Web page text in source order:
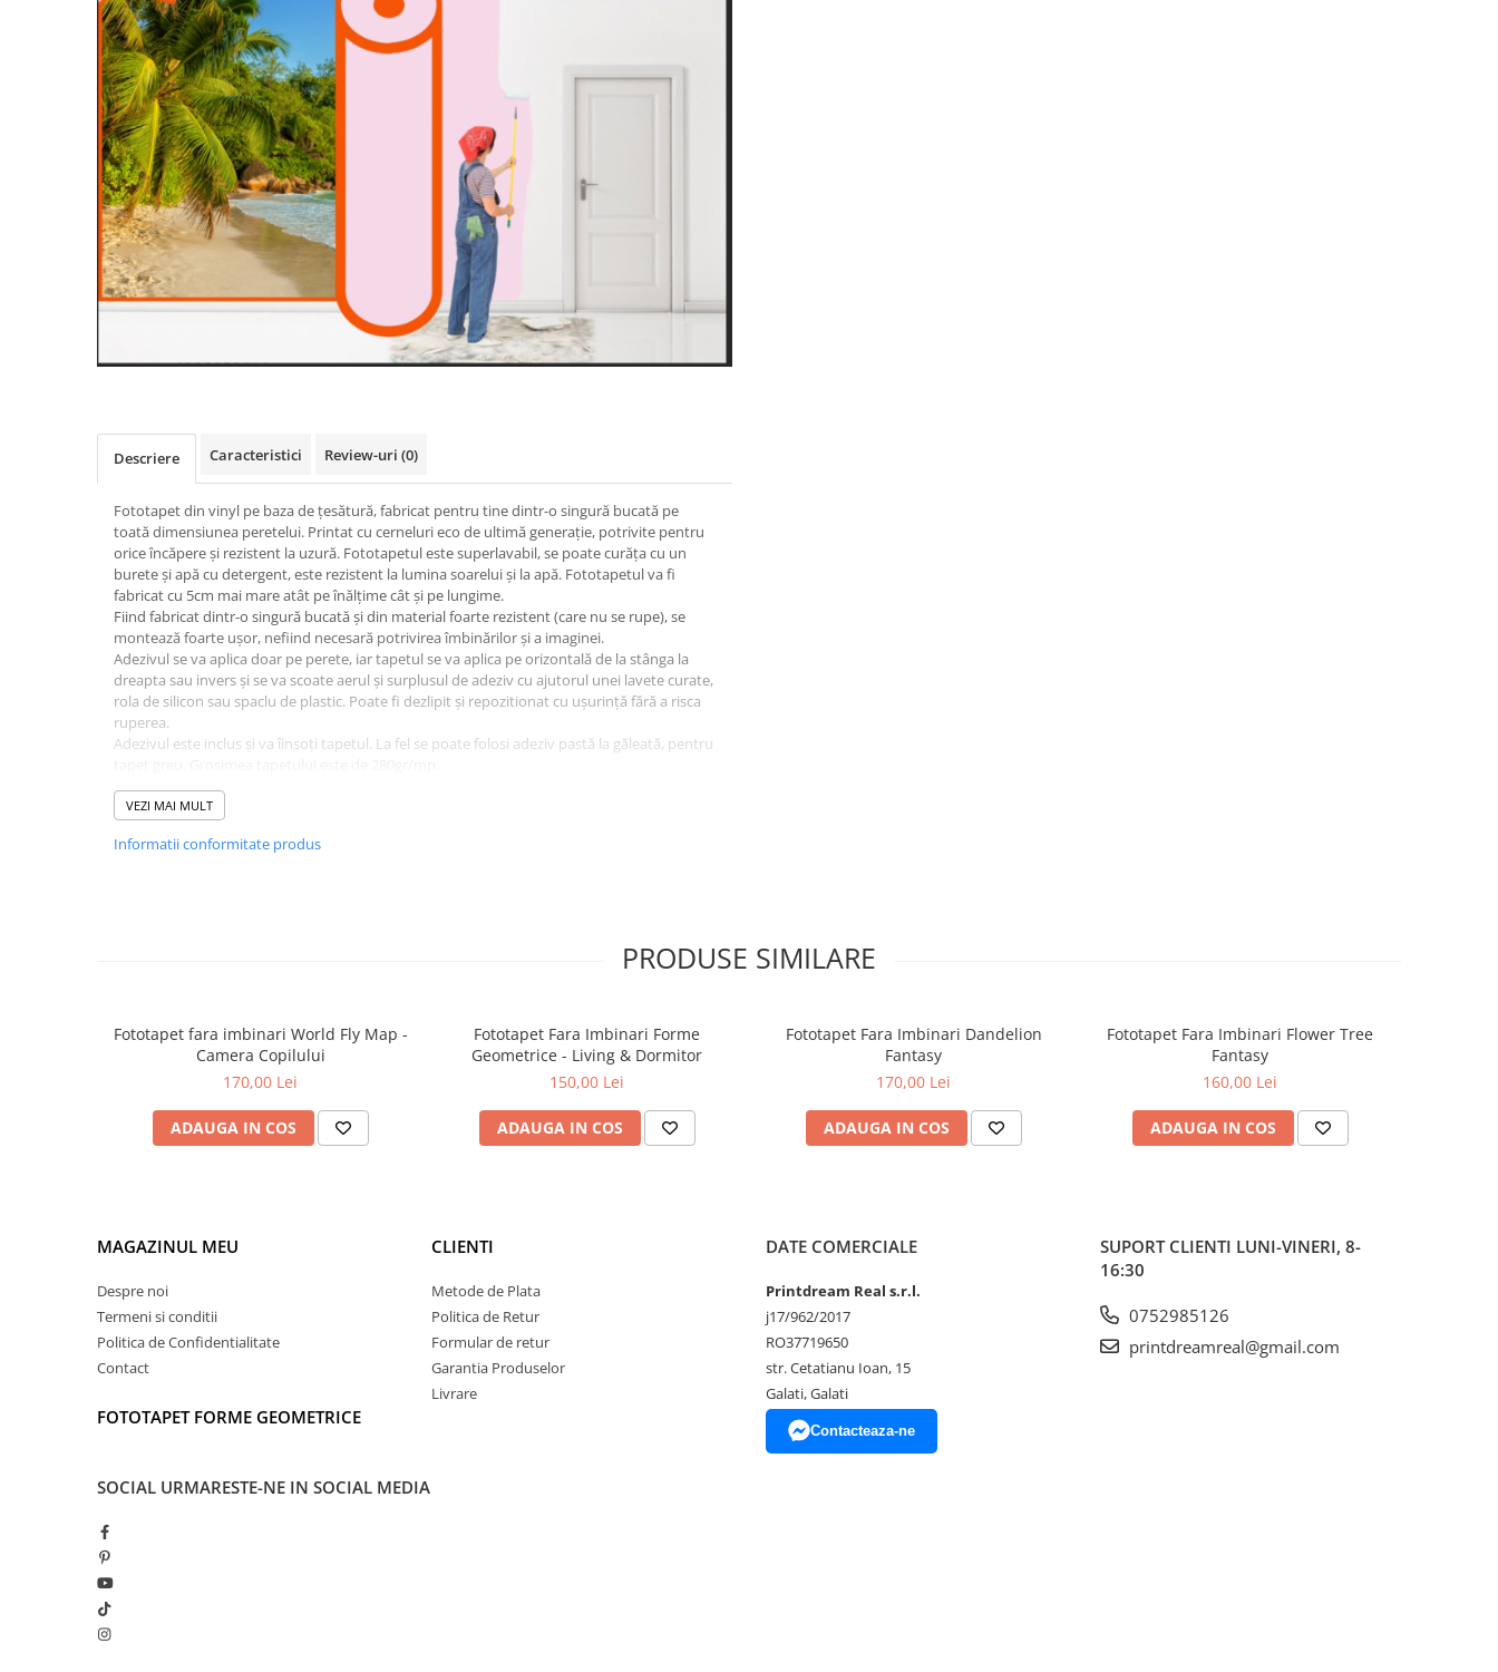
Descriere Caracteristici Review-uri (0)
Fototapet din vinyl pe baza de țesătură, fabricat pentru tine dintr-o singură bucată pe
toată dimensiunea peretelui. Printat cu cerneluri eco de ultimă generație, potrivite pentru
orice încăpere și rezistent la uzură. Fototapetul este superlavabil, se poate curăța cu un
burete și apă cu detergent, este rezistent la lumina soarelui și la apă. Fototapetul va fi
fabricat cu 5cm mai mare atât pe înălțime cât și pe lungime.
Fiind fabricat dintr-o singură bucată și din material foarte rezistent (care nu se rupe), se
montează foarte ușor, nefiind necesară potrivirea îmbinărilor și a imaginei.
Adezivul se va aplica doar pe perete, iar tapetul se va aplica pe orizontală de la stânga la
dreapta sau invers și se va scoate aerul și surplusul de adeziv cu ajutorul unei lavete curate,
rola de silicon sau spaclu de plastic. Poate fi dezlipit și repozitionat cu ușurință fără a risca
ruperea.
Adezivul este inclus și va îinsoți tapetul. La fel se poate folosi adeziv pastă la găleată, pentru
Fototapetul va fi expediat intr-un tub de carton care ii va asigura protectia la livrare.
VEZI MAI MULT
Informatii conformitate produs
PRODUSE SIMILARE
Fototapet fara imbinari World Fly Map -
Camera Copilului
170,00 Lei
ADAUGA IN COS
Fototapet Fara Imbinari Forme
Geometrice - Living & Dormitor
150,00 Lei
ADAUGA IN COS
Fototapet Fara Imbinari Dandelion
Fantasy
170,00 Lei
ADAUGA IN COS
Fototapet Fara Imbinari Flower Tree
Fantasy
160,00 Lei
ADAUGA IN COS
MAGAZINUL MEU
Despre noi
Termeni si conditii
Politica de Confidentialitate
Contact
FOTOTAPET FORME GEOMETRICE
CLIENTI
Metode de Plata
Politica de Retur
Formular de retur
Garantia Produselor
Livrare
DATE COMERCIALE
Printdream Real s.r.l.
j17/962/2017
RO37719650
str. Cetatianu Ioan, 15
Galati, Galati
Contacteaza-ne
SUPORT CLIENTI LUNI-VINERI, 8-
16:30
0752985126
printdreamreal@gmail.com
SOCIAL URMARESTE-NE IN SOCIAL MEDIA